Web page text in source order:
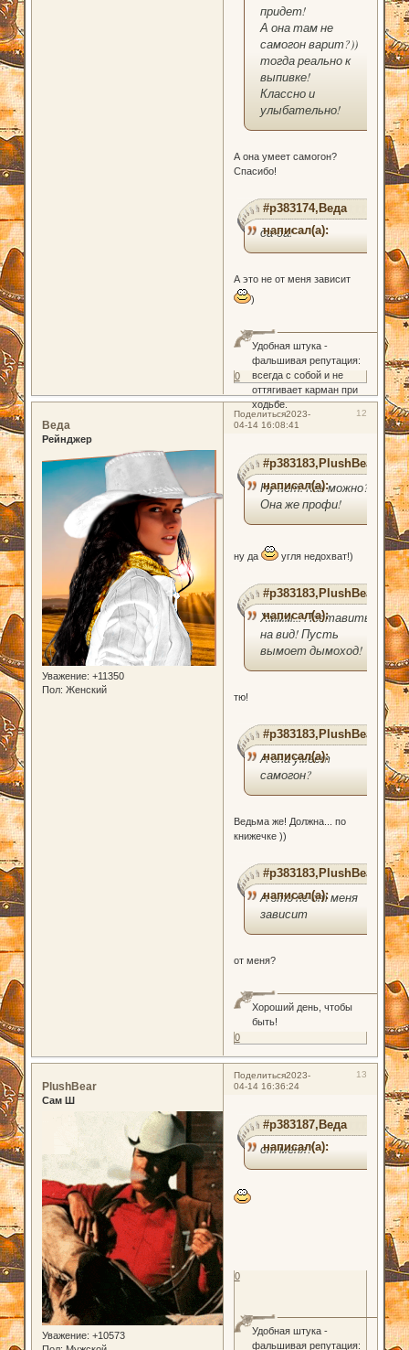
придет!
А она там не
самогон варит?))
тогда реально к
выпивке!
Классно и
улыбательно!
А она умеет самогон?
Спасибо!
#p383174,Веда
написал(а):
да-да!
А это не от меня зависит
)
Удобная штука -
фальшивая репутация:
всегда с собой и не
оттягивает карман при
ходьбе.
0
Поделиться 12
2023-
04-14 16:08:41
Веда
Рейнджер
Уважение: +11350
Пол: Женский
#p383183,PlushBear
написал(а):
Ну нет. Как можно?
Она же профи!
ну да угля недохват!)
#p383183,PlushBear
написал(а):
Хммм... Поставить
на вид! Пусть
вымоет дымоход!
тю!
#p383183,PlushBear
написал(а):
А она умеет
самогон?
Ведьма же! Должна... по
книжечке ))
#p383183,PlushBear
написал(а):
А это не от меня
зависит
от меня?
Хороший день, чтобы
быть!
0
Поделиться 13
2023-
04-14 16:36:24
PlushBear
Сам Ш
Уважение: +10573
#p383187,Веда
написал(а):
от меня?
Удобная штука -
фальшивая репутация:
0